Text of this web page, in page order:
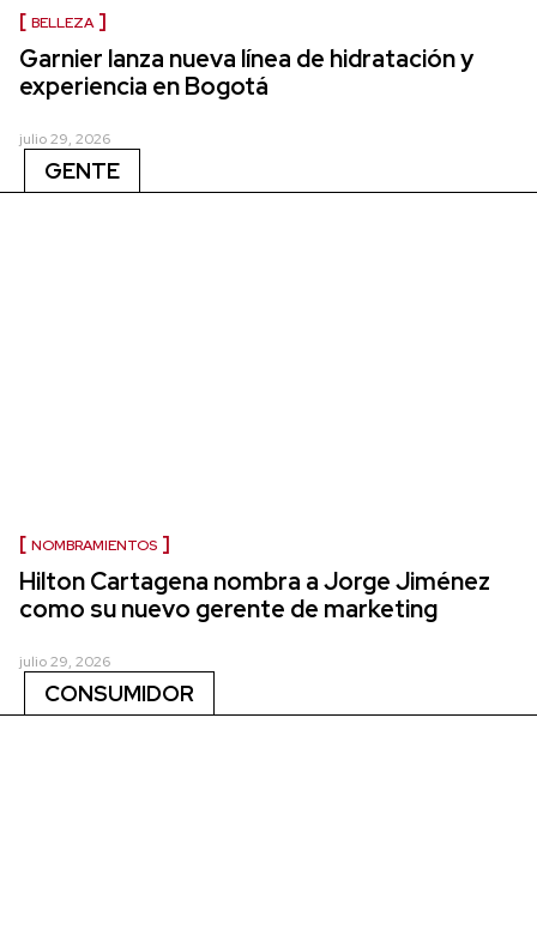
BELLEZA
Garnier lanza nueva línea de hidratación y
experiencia en Bogotá
julio 29, 2026
GENTE
NOMBRAMIENTOS
Hilton Cartagena nombra a Jorge Jiménez
como su nuevo gerente de marketing
julio 29, 2026
CONSUMIDOR